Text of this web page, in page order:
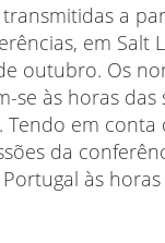
transmitidas a
em Salt
outubro. Os
se às horas das
Tendo em conta
da
às